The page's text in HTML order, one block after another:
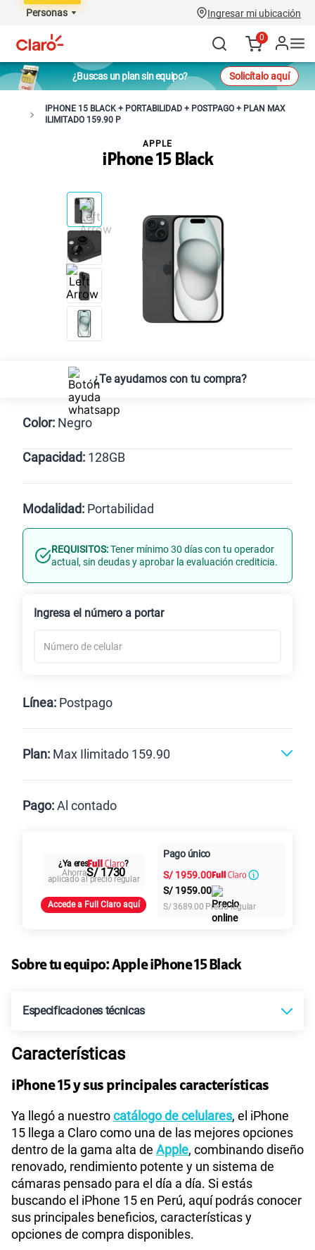
Personas Ingresar mi ubicación
0
¿Buscas un plan sin equipo? Solicítalo aquí
IPHONE 15 BLACK + PORTABILIDAD + POSTPAGO + PLAN MAX
ILIMITADO 159.90 P
iPhone 15 Black
APPLE
¿Te ayudamos con tu compra?
Color: Negro
Negro
Capacidad: 128GB
128GB
Modalidad: Portabilidad
Línea Nueva Portabilidad
REQUISITOS:Tener mínimo 30 días con tu operador
actual, sin deudas y aprobar la evaluación crediticia.
Ingresa el número a portar
Línea: Postpago
Postpago
Plan: Max Ilimitado 159.90
Paga solo
125GBen alta velocidad
79.90
Paga solo
S/95.90
Paga solo
160GBen alta velocidad
S/ 109.90
175GB
Pago:Al contado
Al contado Cuotas Claro
intereses
¿Ya eres
?
AhorraS/ 1730
aplicado al precio regular
Accede a Full Claro aquí
Pago único
S/ 1959.00
S/ 1959.00
S/3689.00 Precio regular
Sobre tu equipo:Apple iPhone 15 Black
Especificaciones técnicas
Tecnología de Pantalla
Sistema operativo iOS 17
Procesador A16 Bionic
Tamaño de Pantalla 6.1 pulgadas
Características
iPhone 15 y sus principales características
Ya llegó a nuestrocatálogo de celulares, el iPhone
15 llega a Claro como una de las mejores opciones
dentro de la gama alta de Apple, combinando diseño
renovado, rendimiento potente y un sistema de
cámaras pensado para el día a día. Si estás
buscando el iPhone 15 en Perú, aquí podrás conocer
sus principales beneficios, características y
opciones de compra disponibles.